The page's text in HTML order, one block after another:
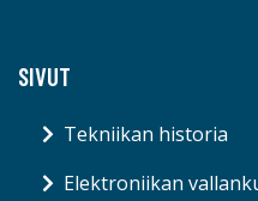
SIVUT
Tekniikan historia
Elektroniikan